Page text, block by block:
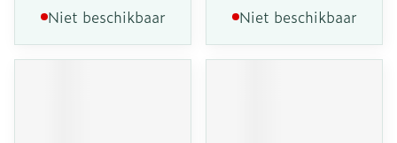
Niet beschikbaar Niet beschikbaar